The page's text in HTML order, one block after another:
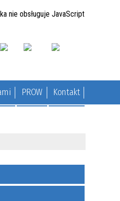
nie obsługuje JavaScript
PROW Kontakt